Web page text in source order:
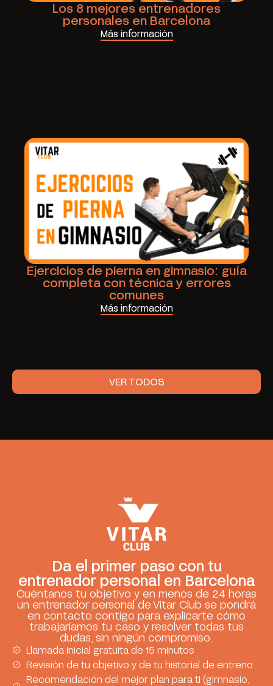
Los 8 mejores entrenadores
personales en Barcelona
Más información
Ejercicios de pierna en gimnasio: guía
completa con técnica y errores
comunes
Más información
VER TODOS
Da el primer paso con tu
entrenador personal en Barcelona
Cuéntanos tu objetivo y en menos de 24 horas
un entrenador personal de Vitar Club se pondrá
en contacto contigo para explicarte cómo
trabajaríamos tu caso y resolver todas tus
dudas, sin ningún compromiso.
Llamada inicial gratuita de 15 minutos
Revisión de tu objetivo y de tu historial de entreno
Recomendación del mejor plan para ti (gimnasio,